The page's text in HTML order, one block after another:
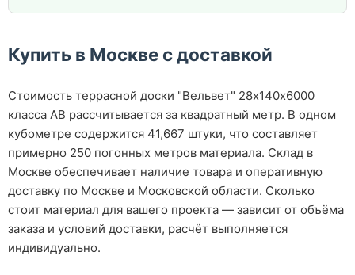
Купить в Москве с доставкой
Стоимость террасной доски "Вельвет" 28х140х6000
класса АВ рассчитывается за квадратный метр. В одном
кубометре содержится 41,667 штуки, что составляет
примерно 250 погонных метров материала. Склад в
Москве обеспечивает наличие товара и оперативную
доставку по Москве и Московской области. Сколько
стоит материал для вашего проекта — зависит от объёма
заказа и условий доставки, расчёт выполняется
индивидуально.